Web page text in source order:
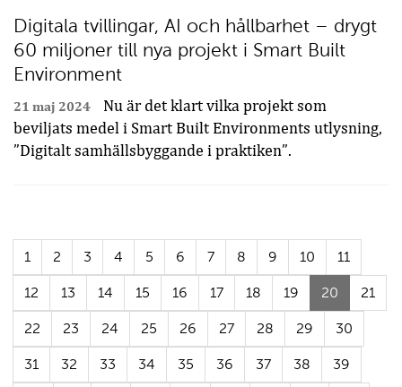
Digitala tvillingar, AI och hållbarhet – drygt
60 miljoner till nya projekt i Smart Built
Environment
21 maj 2024
Nu är det klart vilka projekt som
beviljats medel i Smart Built Environments utlysning,
”Digitalt samhällsbyggande i praktiken”.
1 2 3 4 5 6 7 8 9 10 11
12 13 14 15 16 17 18 19 20 (Aktuell
sida)
21
22 23 24 25 26 27 28 29 30
31 32 33 34 35 36 37 38 39